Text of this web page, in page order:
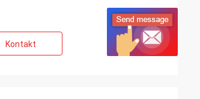
Kontakt